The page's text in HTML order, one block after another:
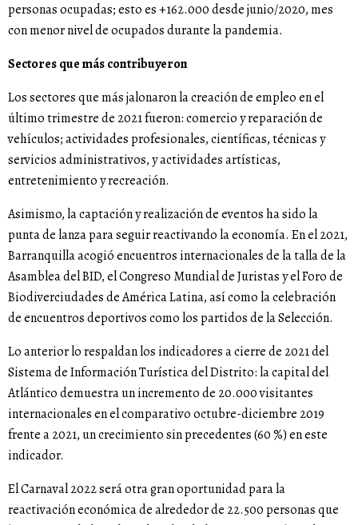
personas ocupadas; esto es +162.000 desde junio/2020, mes
con menor nivel de ocupados durante la pandemia.
Sectores que más contribuyeron
Los sectores que más jalonaron la creación de empleo en el
último trimestre de 2021 fueron: comercio y reparación de
vehículos; actividades profesionales, científicas, técnicas y
servicios administrativos, y actividades artísticas,
entretenimiento y recreación.
Asimismo, la captación y realización de eventos ha sido la
punta de lanza para seguir reactivando la economía. En el 2021,
Barranquilla acogió encuentros internacionales de la talla de la
Asamblea del BID, el Congreso Mundial de Juristas y el Foro de
Biodiverciudades de América Latina, así como la celebración
de encuentros deportivos como los partidos de la Selección.
Lo anterior lo respaldan los indicadores a cierre de 2021 del
Sistema de Información Turística del Distrito: la capital del
Atlántico demuestra un incremento de 20.000 visitantes
internacionales en el comparativo octubre-diciembre 2019
frente a 2021, un crecimiento sin precedentes (60 %) en este
indicador.
El Carnaval 2022 será otra gran oportunidad para la
reactivación económica de alrededor de 22.500 personas que